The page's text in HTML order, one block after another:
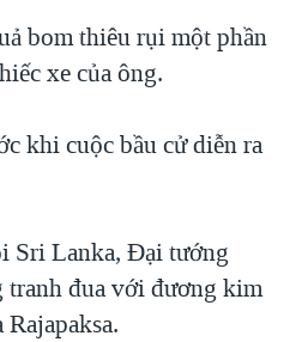
HẠ 'BÊN THẮNG CUỘC'
Ở VIỆT NAM
PHỦ VIỆT NAM
SÓNG TRỘM HẢI SÂM
bom thiêu rụi một phần
xe của ông.
khi cuộc bầu cử diễn ra
Sri Lanka, Đại tướng
tranh đua với đương kim